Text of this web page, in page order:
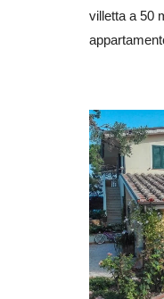
villetta a 50